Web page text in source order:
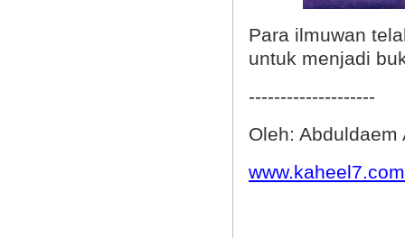
Para ilmuwan
untuk menjadi
--------------------
Oleh: Abduldaem